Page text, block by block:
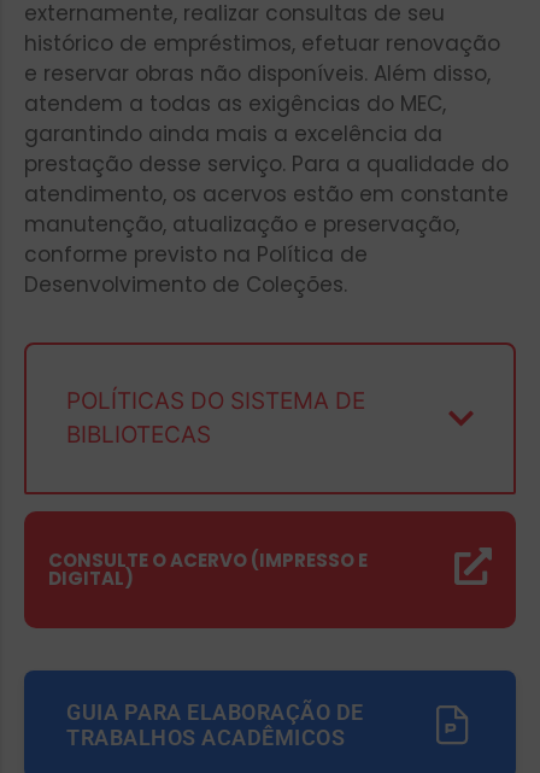
externamente, realizar consultas de seu
histórico de empréstimos, efetuar renovação
e reservar obras não disponíveis. Além disso,
atendem a todas as exigências do MEC,
garantindo ainda mais a excelência da
prestação desse serviço. Para a qualidade do
atendimento, os acervos estão em constante
manutenção, atualização e preservação,
conforme previsto na Política de
Desenvolvimento de Coleções.
POLÍTICAS DO SISTEMA DE
BIBLIOTECAS
CONSULTE O ACERVO (IMPRESSO E
DIGITAL)
GUIA PARA ELABORAÇÃO DE
TRABALHOS ACADÊMICOS